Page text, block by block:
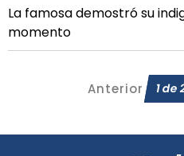
La famosa demostró su
momento
Anterior 1de